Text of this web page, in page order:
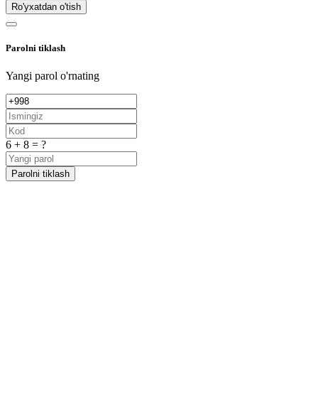
Ro'yxatdan o'tish
Parolni tiklash
Yangi parol o'rnating
6 + 8 = ?
Parolni tiklash